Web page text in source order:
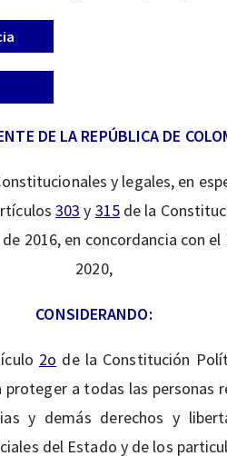
DE LA REPÚBLICA DE
y legales, en
303 y 315de la
2016, en concordancia con
2020,
CONSIDERANDO:
2o de la Constitución
a todas las personas
y demás derechos y
del Estado y de los